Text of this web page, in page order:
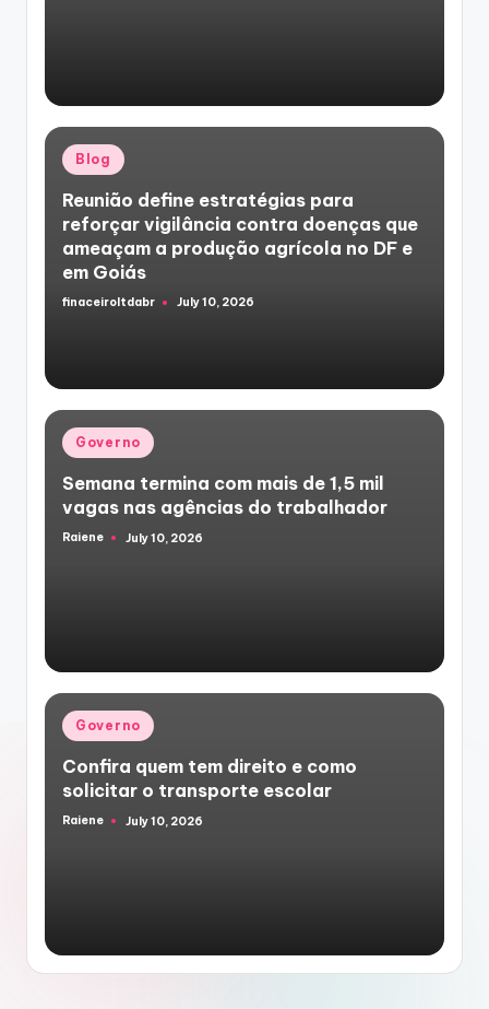
Posted
in
Blog
Reunião define estratégias para
reforçar vigilância contra doenças que
ameaçam a produção agrícola no DF e
em Goiás
Posted
finaceiroltdabr July 10, 2026
Posted
in
Governo
Semana termina com mais de 1,5 mil
vagas nas agências do trabalhador
Posted
Raiene July 10, 2026
Posted
in
Governo
Confira quem tem direito e como
solicitar o transporte escolar
Posted
Raiene July 10, 2026